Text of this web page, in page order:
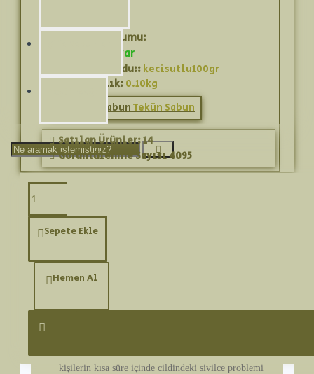
Stok Durumu:
Stokta var
Ürün Kodu:: kecisutlu100gr
Ağırlık: 0.10kg
Tekün Sabun
Satılan Ürünler: 14
Görüntülenme Sayısı 4095
Sepete Ekle
Hemen Al
Ürün Bilgisi
kullanımda cildinizdeki siyah noktaları temizler ve
kişilerin kısa süre içinde cildindeki sivilce problemi